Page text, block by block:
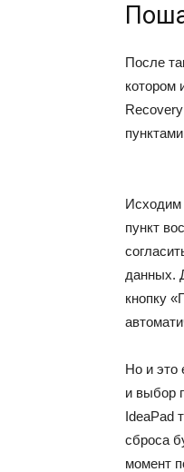
После
котором
Исходим
пункт
данных.
кнопку
Но и это
и выбор
IdeaPad
сброса
момент